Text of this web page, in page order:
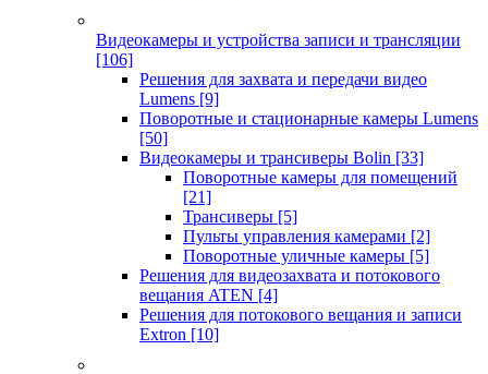
Видеокамеры и устройства записи и трансляции
[106]
Решения для захвата и передачи видео
Lumens [9]
Поворотные и стационарные камеры Lumens
[50]
Видеокамеры и трансиверы Bolin [33]
Поворотные камеры для помещений
[21]
Трансиверы [5]
Пульты управления камерами [2]
Поворотные уличные камеры [5]
Решения для видеозахвата и потокового
вещания ATEN [4]
Решения для потокового вещания и записи
Extron [10]